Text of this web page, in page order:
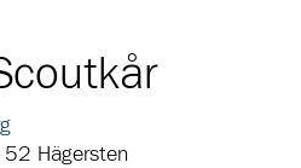
Hägersten